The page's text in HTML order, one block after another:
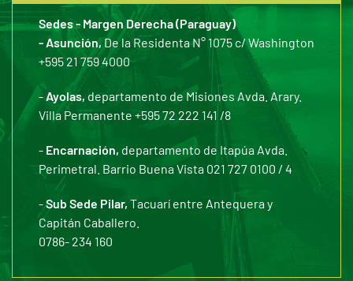
Sedes - Margen Derecha (Paraguay)
- Asunción,De la Residenta N° 1075 c/ Washington
+595 21 759 4000
-Ayolas, departamento de Misiones Avda. Arary.
Villa Permanente +595 72 222 141 /8
- Encarnación, departamento de Itapúa Avda.
Perimetral. Barrio Buena Vista 021 727 0100 / 4
-Sub Sede Pilar, Tacuarí entre Antequera y
Capitán Caballero.
0786- 234 160